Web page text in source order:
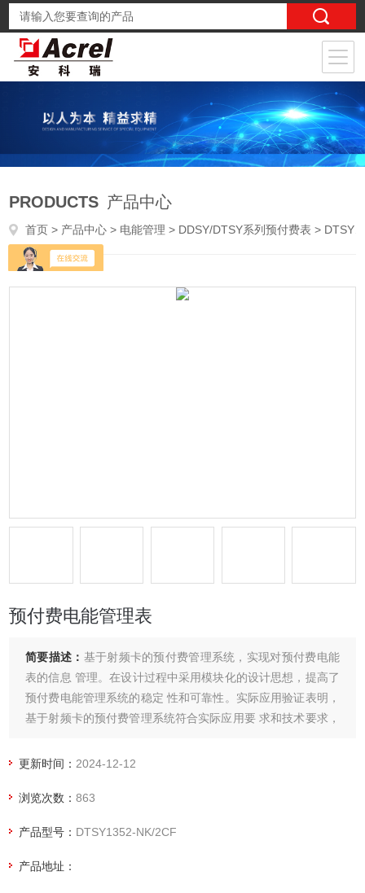
PRODUCTS 产品中心
首页 > 产品中心 > 电能管理 > DDSY/DTSY系列预付费表 > DTSY1352-NK/2CF预付费电能管理表
预付费电能管理表
简要描述： 基于射频卡的预付费管理系统，实现对预付费电能
表的信息 管理。在设计过程中采用模块化的设计思想，提高了
预付费电能管理系统的稳定 性和可靠性。实际应用验证表明，
基于射频卡的预付费管理系统符合实际应用要 求和技术要求，
景。预付费电能管理表
更新时间： 2024-12-12
浏览次数：863
产品型号： DTSY1352-NK/2CF
产品地址：